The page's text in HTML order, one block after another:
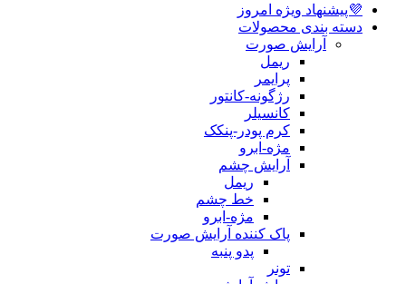
💜پیشنهاد ویژه امروز
دسته بندی محصولات
آرایش صورت
ریمل
پرایمر
رژگونه-کانتور
کانسیلر
کرم پودر-پنکک
مژه-ابرو
آرایش چشم
ریمل
خط چشم
مژه-ابرو
پاک کننده آرایش صورت
پدو پنبه
تونر